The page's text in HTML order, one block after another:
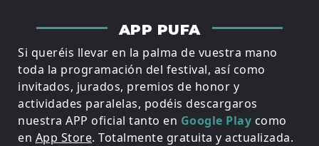
APP PUFA
Si queréis llevar en la palma de vuestra mano
toda la programación del festival, así como
invitados, jurados, premios de honor y
actividades paralelas, podéis descargaros
nuestra APP oficial tanto en Google Play como
en App Store. Totalmente gratuita y actualizada.